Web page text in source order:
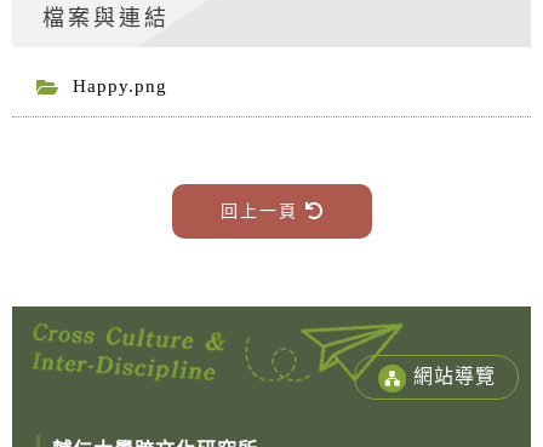
檔案與連結
Happy.png
回上一頁
網站導覽